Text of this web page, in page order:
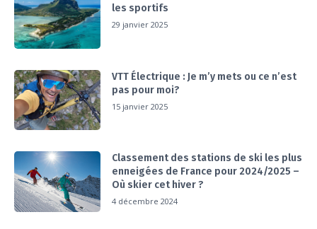
les sportifs
29 janvier 2025
VTT Électrique : Je m’y mets ou ce n’est
pas pour moi?
15 janvier 2025
Classement des stations de ski les plus
enneigées de France pour 2024/2025 –
Où skier cet hiver ?
4 décembre 2024